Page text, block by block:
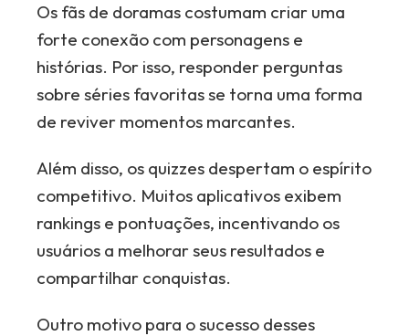
Os fãs de doramas costumam criar uma
forte conexão com personagens e
histórias. Por isso, responder perguntas
sobre séries favoritas se torna uma forma
de reviver momentos marcantes.
Além disso, os quizzes despertam o espírito
competitivo. Muitos aplicativos exibem
rankings e pontuações, incentivando os
usuários a melhorar seus resultados e
compartilhar conquistas.
Outro motivo para o sucesso desses